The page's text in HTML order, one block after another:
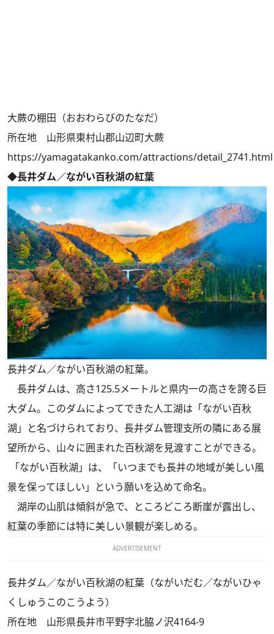
大蕨の棚田（おおわらびのたなだ）
所在地 山形県東村山郡山辺町大蕨
https://yamagatakanko.com/attractions/detail_2741.html
◆長井ダム／ながい百秋湖の紅葉
長井ダム／ながい百秋湖の紅葉。
長井ダムは、高さ125.5メートルと県内一の高さを誇る巨
大ダム。このダムによってできた人工湖は「ながい百秋
湖」と名づけられており、長井ダム管理支所の隣にある展
望所から、山々に囲まれた百秋湖を見渡すことができる。
「ながい百秋湖」は、「いつまでも長井の地域が美しい風
景を保ってほしい」という願いを込めて命名。
湖岸の山肌は傾斜が急で、ところどころ断崖が露出し、
紅葉の季節には特に美しい景観が楽しめる。
ADVERTISEMENT
長井ダム／ながい百秋湖の紅葉（ながいだむ／ながいひゃ
くしゅうこのこうよう）
所在地 山形県長井市平野字北脇ノ沢4164-9